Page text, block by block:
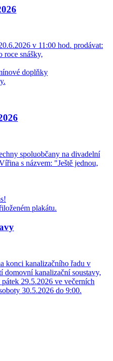
v 11:00 hod. prodávat:
roce snášky,
doplňky
spoluobčany na divadelní
s názvem: "Ještě jednou,
plakátu.
konci kanalizačního řadu v
domovní kanalizační soustavy,
29.5.2026 ve večerních
30.5.2026 do 9:00.